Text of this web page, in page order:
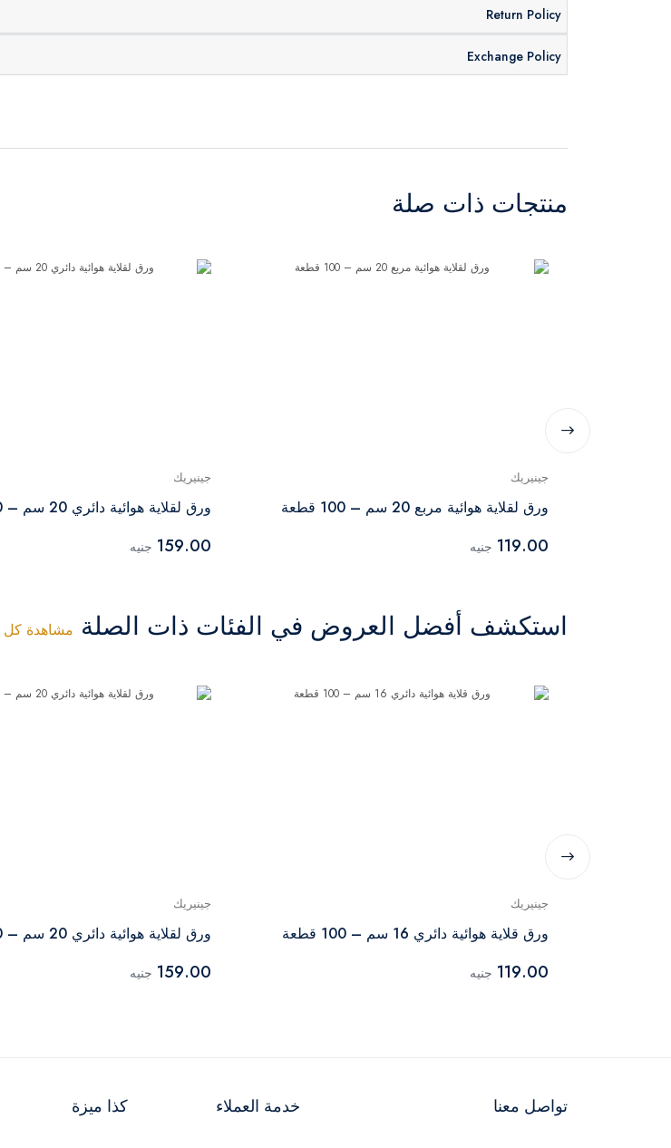
Return Policy
Exchange Policy
منتجات ذات صلة
جينيريك
ورق لقلاية هوائية مربع 20 سم – 100 قطعة
119.00 جنيه
جينيريك
ورق لقلاية هوائية دائري 20 سم – 100 قطعة
159.00 جنيه
استكشف أفضل العروض في الفئات ذات الصلة مشاهدة
جينيريك
ورق قلاية هوائية دائري 16 سم – 100 قطعة
119.00 جنيه
جينيريك
ورق لقلاية هوائية دائري 20 سم – 100 قطعة
159.00 جنيه
تواصل معنا خدمة العملاء كذا ميزة